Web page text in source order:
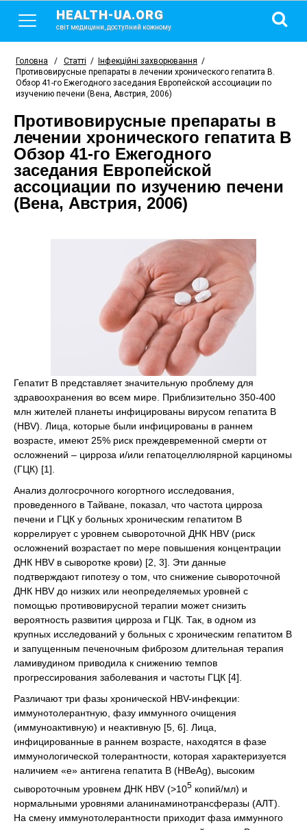
HEALTH-UA.ORG
світ медицини, доступний кожному
Головна / Статті / Інфекційні захворювання /
Противовирусные препараты в лечении хронического гепатита В.
Обзор 41-го Ежегодного заседания Европейской ассоциации по
изучению печени (Вена, Австрия, 2006)
Противовирусные препараты в
лечении хронического гепатита В
Обзор 41-го Ежегодного
заседания Европейской
ассоциации по изучению печени
(Вена, Австрия, 2006)
Гепатит B представляет значительную проблему для
здравоохранения во всем мире. Приблизительно 350-400
млн жителей планеты инфицированы вирусом гепатита В
(HBV). Лица, которые были инфицированы в раннем
возрасте, имеют 25% риск преждевременной смерти от
осложнений – цирроза и/или гепатоцеллюлярной карциномы
(ГЦК) [1].
Анализ долгосрочного когортного исследования,
проведенного в Тайване, показал, что частота цирроза
печени и ГЦК у больных хроническим гепатитом B
коррелирует с уровнем сывороточной ДНК HBV (риск
осложнений возрастает по мере повышения концентрации
ДНК HBV в сыворотке крови) [2, 3]. Эти данные
подтверждают гипотезу о том, что снижение сывороточной
ДНК HBV до низких или неопределяемых уровней с
помощью противовирусной терапии может снизить
вероятность развития цирроза и ГЦК. Так, в одном из
крупных исследований у больных с хроническим гепатитом B
и запущенным печеночным фиброзом длительная терапия
ламивудином приводила к снижению темпов
прогрессирования заболевания и частоты ГЦК [4].
Различают три фазы хронической HBV-инфекции:
иммунотолерантную, фазу иммунного очищения
(иммуноактивную) и неактивную [5, 6]. Лица,
инфицированные в раннем возрасте, находятся в фазе
иммунологической толерантности, которая характеризуется
наличием «е» антигена гепатита В (HBeAg), высоким
сывороточным уровнем ДНК HBV (>105 копий/мл) и
нормальными уровнями аланинаминотрансферазы (АЛТ).
На смену иммунотолерантности приходит фаза иммунного